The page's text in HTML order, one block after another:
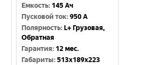
Емкость: 145 Ач
Пусковой ток:950 A
Полярность: L+ Грузовая,
Обратная
Гарантия: 12 мес.
Габариты:513x189x223